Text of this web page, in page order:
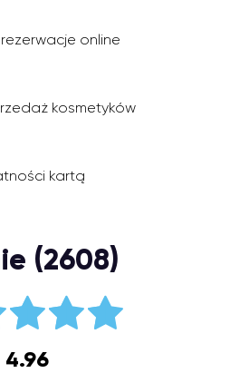
online
kosmetyków
kartą
(2608)
4.96